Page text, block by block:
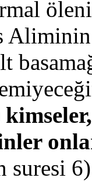
suresi 6)